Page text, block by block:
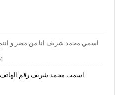
اسمي محمد شريف انا من مصر و انتم